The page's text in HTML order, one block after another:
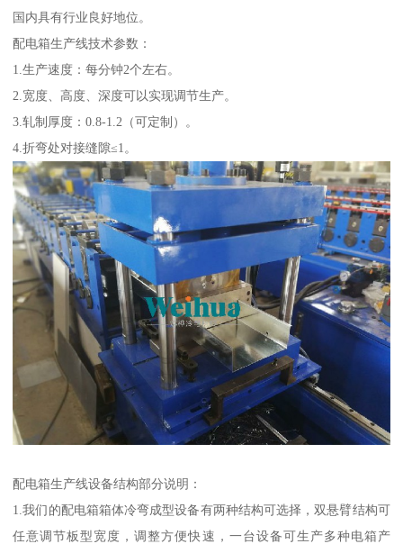
国内具有行业良好地位。
配电箱生产线技术参数：
1.生产速度：每分钟2个左右。
2.宽度、高度、深度可以实现调节生产。
3.轧制厚度：0.8-1.2（可定制）。
4.折弯处对接缝隙≤1。
配电箱生产线设备结构部分说明：
1.我们的配电箱箱体冷弯成型设备有两种结构可选择，双悬臂结构可
任意调节板型宽度，调整方便快速，一台设备可生产多种电箱产